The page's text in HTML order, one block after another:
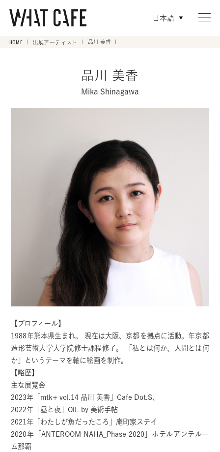
日本語
HOME 出展アーティスト 品川 美香
品川 美香
Mika Shinagawa
【プロフィール】
1988年熊本県生まれ。 現在は大阪、京都を拠点に活動。年京都
造形芸術大学大学院修士課程修了。 「私とは何か、人間とは何
か」というテーマを軸に絵画を制作。
【略歴】
主な展覧会
2023年「mtk+ vol.14 品川 美香」Cafe Dot.S、
2022年「昼と夜」OlL by 美術手帖
2021年「わたしが魚だったころ」庵町家ステイ
2020年「ANTEROOM NAHA_Phase 2020」ホテルアンテルー
ム那覇